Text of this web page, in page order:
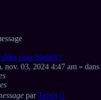
pour bientôt ?
nov. 03, 2024 4:47 am » dans
parTerxis